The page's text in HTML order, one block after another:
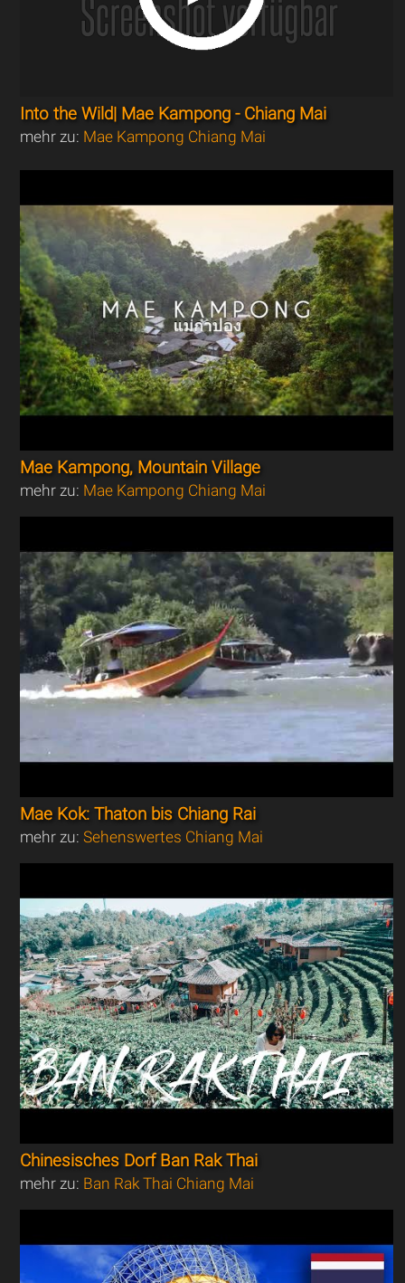
Into the Wild| Mae Kampong - Chiang Mai
mehr zu: Mae Kampong Chiang Mai
Mae Kampong, Mountain Village
mehr zu: Mae Kampong Chiang Mai
Mae Kok: Thaton bis Chiang Rai
mehr zu:Sehenswertes Chiang Mai
Chinesisches Dorf Ban Rak Thai
mehr zu: Ban Rak Thai Chiang Mai